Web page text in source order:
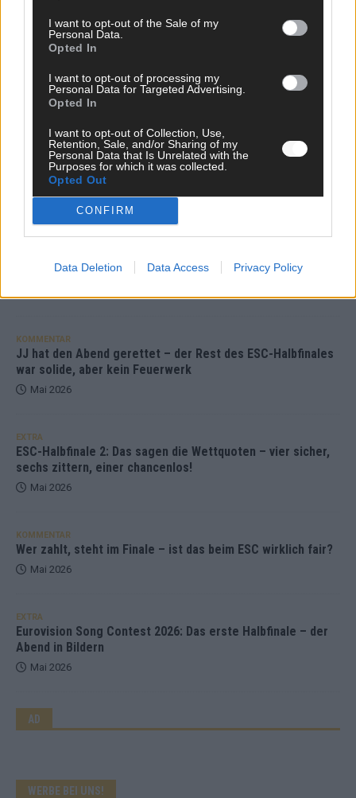
I want to opt-out of the Sale of my
Personal Data.
Opted In
I want to opt-out of processing my
Personal Data for Targeted Advertising.
Opted In
I want to opt-out of Collection, Use,
Retention, Sale, and/or Sharing of my
Personal Data that Is Unrelated with the
Purposes for which it was collected.
Opted Out
CONFIRM
Data Deletion Data Access Privacy Policy
Monaco, Sallys Café, Westernbrauerei – der
Europa-Park 2026 macht vieles neu
Juni 2026
DARA gewinnt verdient, Israel beunruhigend –
unser Kommentar zum ESC 2026
KOMMENTAR
aufgestiegen – alle 25 Acts im Kurzcheck
KOMMENTAR
JJ hat den Abend gerettet – der Rest des ESC-Halbfinales
war solide, aber kein Feuerwerk
Mai 2026
EXTRA
ESC-Halbfinale 2: Das sagen die Wettquoten – vier sicher,
sechs zittern, einer chancenlos!
Mai 2026
KOMMENTAR
Wer zahlt, steht im Finale – ist das beim ESC wirklich fair?
Mai 2026
EXTRA
Eurovision Song Contest 2026: Das erste Halbfinale – der
Abend in Bildern
Mai 2026
AD
WERBE BEI UNS!